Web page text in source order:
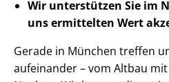
Wir unterstützen Sie im
uns ermittelten Wert
Gerade in München treffen
aufeinander – vom Altbau